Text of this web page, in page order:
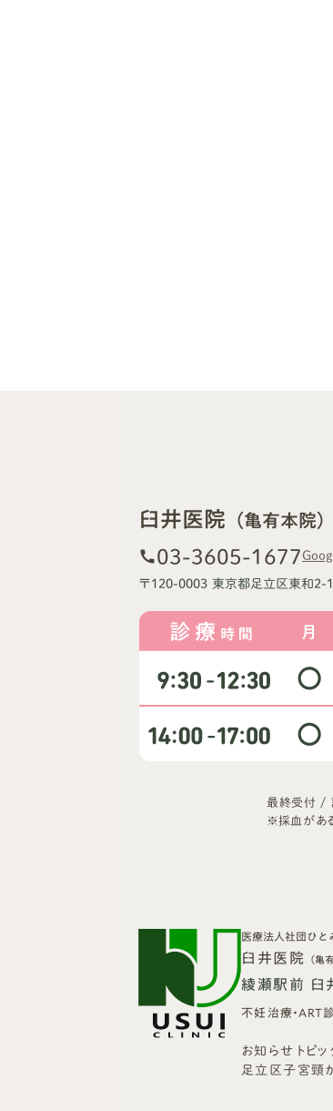
臼井医院 （亀有本院）
call03-3605-1677
〒120-0003 東京都足立区東和2-
最終受付 /
※採血があ
医療法人社団ひと
臼井医院 （亀
綾瀬駅前 臼
不妊治療・ART
お知らせ トピッ
足立区子宮頸